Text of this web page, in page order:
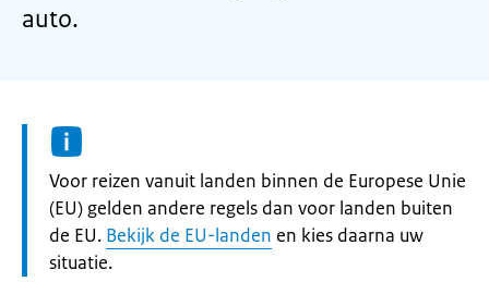
auto.
Informatie:
Voor reizen vanuit landen binnen de Europese Unie
(EU) gelden andere regels dan voor landen buiten
de EU. Bekijk de EU-landen en kies daarna uw
situatie.